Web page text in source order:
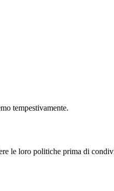
tempestivamente.
le loro politiche prima di